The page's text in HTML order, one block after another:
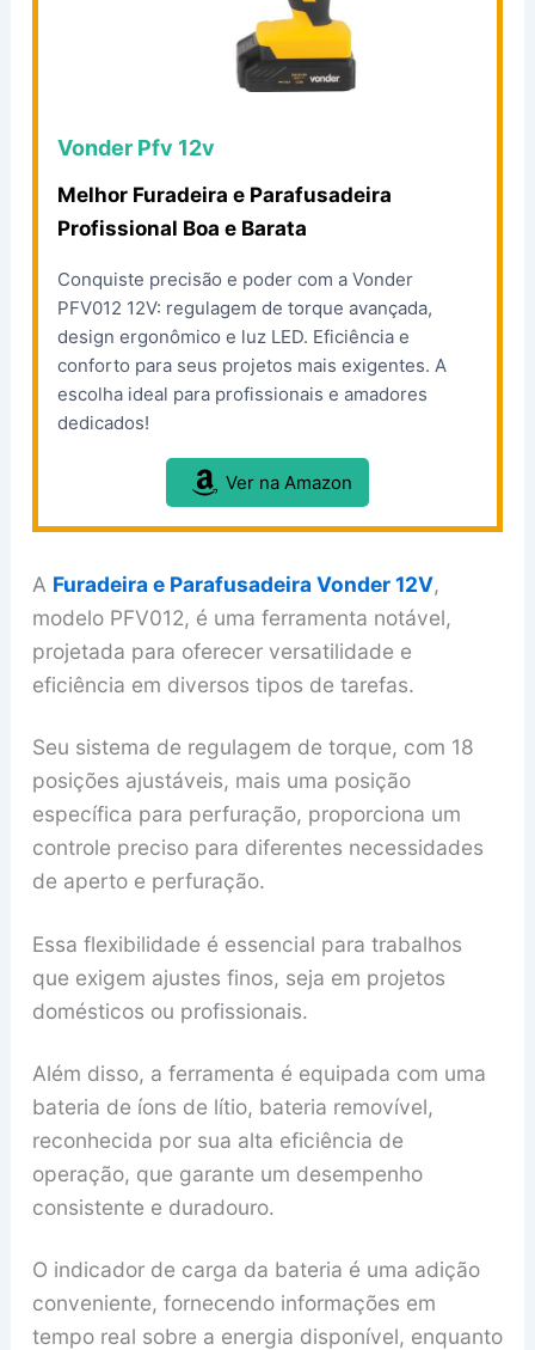
Vonder Pfv 12v
Melhor Furadeira e Parafusadeira
Profissional Boa e Barata
Conquiste precisão e poder com a Vonder
PFV012 12V: regulagem de torque avançada,
design ergonômico e luz LED. Eficiência e
conforto para seus projetos mais exigentes. A
escolha ideal para profissionais e amadores
dedicados!
Ver na Amazon
A Furadeira e Parafusadeira Vonder 12V,
modelo PFV012, é uma ferramenta notável,
projetada para oferecer versatilidade e
eficiência em diversos tipos de tarefas.
Seu sistema de regulagem de torque, com 18
posições ajustáveis, mais uma posição
específica para perfuração, proporciona um
controle preciso para diferentes necessidades
de aperto e perfuração.
Essa flexibilidade é essencial para trabalhos
que exigem ajustes finos, seja em projetos
domésticos ou profissionais.
Além disso, a ferramenta é equipada com uma
bateria de íons de lítio, bateria removível,
reconhecida por sua alta eficiência de
operação, que garante um desempenho
consistente e duradouro.
O indicador de carga da bateria é uma adição
conveniente, fornecendo informações em
tempo real sobre a energia disponível, enquanto